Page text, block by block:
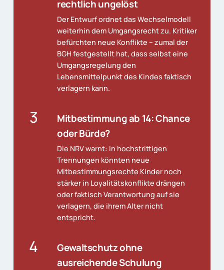
rechtlich ungelöst
Der Entwurf ordnet das Wechselmodell
weiterhin dem Umgangsrecht zu. Kritiker
befürchten neue Konflikte – zumal der
BGH festgestellt hat, dass selbst eine
Umgangsregelung den
Lebensmittelpunkt des Kindes faktisch
verlagern kann.
3
Mitbestimmung ab 14: Chance
oder Bürde?
Die NRV warnt: In hochstrittigen
Trennungen könnten neue
Mitbestimmungsrechte Kinder noch
stärker in Loyalitätskonflikte drängen
oder faktisch Verantwortung auf sie
verlagern, die ihrem Alter nicht
entspricht.
4
Gewaltschutz ohne
ausreichende Schulung